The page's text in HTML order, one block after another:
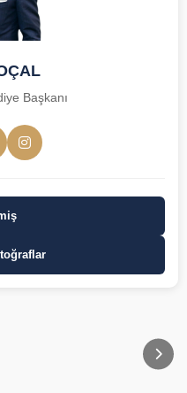
Başkanı